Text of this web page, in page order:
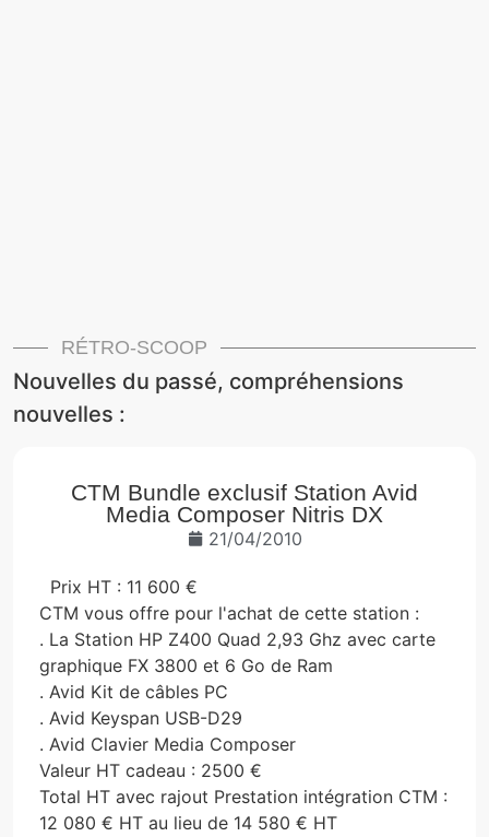
RÉTRO-SCOOP
Nouvelles du passé, compréhensions
nouvelles :
CTM Bundle exclusif Station Avid
Media Composer Nitris DX
21/04/2010
Prix HT : 11 600 €
CTM vous offre pour l'achat de cette station :
. La Station HP Z400 Quad 2,93 Ghz avec carte
graphique FX 3800 et 6 Go de Ram
. Avid Kit de câbles PC
. Avid Keyspan USB-D29
. Avid Clavier Media Composer
Valeur HT cadeau : 2500 €
Total HT avec rajout Prestation intégration CTM :
12 080 € HT au lieu de 14 580 € HT